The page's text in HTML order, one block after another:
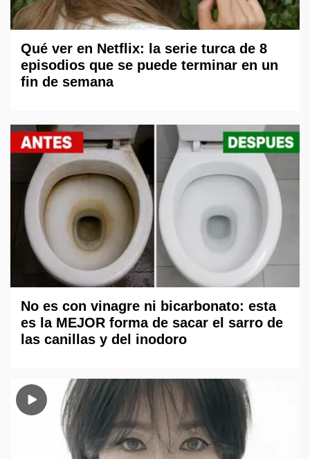
Qué ver en Netflix: la serie turca de 8
episodios que se puede terminar en un
fin de semana
No es con vinagre ni bicarbonato: esta
es la MEJOR forma de sacar el sarro de
las canillas y del inodoro